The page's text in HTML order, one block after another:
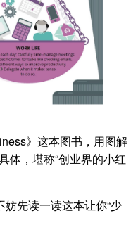
》这本图书，用图解
体，堪称“创业界的小红
妨先读一读这本让你“少